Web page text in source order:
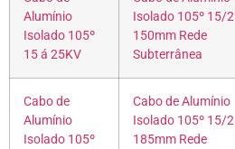
Alumínio
Isolado 105º
15 á 25KV
Isolado 105º 15/
150mm Rede
Subterrânea
Cabo de
Alumínio
Isolado 105º
Cabo de Alumínio
Isolado 105º 15/
185mm Rede